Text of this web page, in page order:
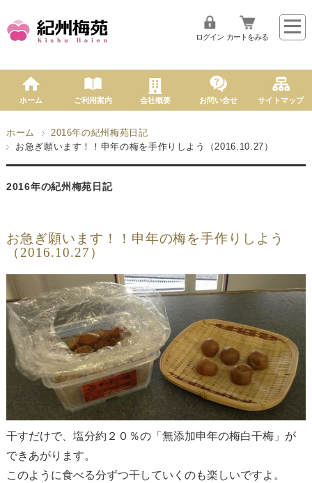
ログイン カートをみる
ホーム ご利用案内 会社概要 お問い合せ サイトマップ
ホーム
2016年の紀州梅苑日記
お急ぎ願います！！申年の梅を手作りしよう（2016.10.27）
2016年の紀州梅苑日記
お急ぎ願います！！申年の梅を手作りしよう
（2016.10.27）
干すだけで、塩分約２０％の「無添加申年の梅白干梅」が
できあがります。
このように食べる分ずつ干していくのも楽しいですよ。